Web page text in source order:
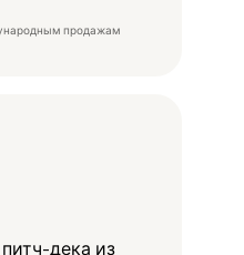
продажам
дека из